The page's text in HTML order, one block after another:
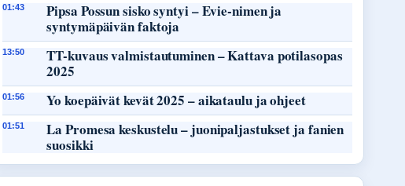
01:43
Pipsa Possun sisko syntyi – Evie-nimen ja
syntymäpäivän faktoja
13:50
TT-kuvaus valmistautuminen – Kattava potilasopas
2025
01:56 Yo koepäivät kevät 2025 – aikataulu ja ohjeet
01:51
La Promesa keskustelu – juonipaljastukset ja fanien
suosikki